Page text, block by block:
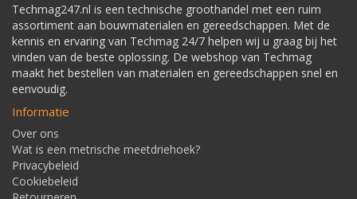
Techmag247.nl is een technische groothandel met een ruim
assortiment aan bouwmaterialen en gereedschappen. Met de
kennis en ervaring van Techmag 24/7 helpen wij u graag bij het
vinden van de beste oplossing. De webshop van Techmag
maakt het bestellen van materialen en gereedschappen snel en
eenvoudig.
Informatie
Over ons
Wat is een metrische meetdriehoek?
Privacybeleid
Cookiebeleid